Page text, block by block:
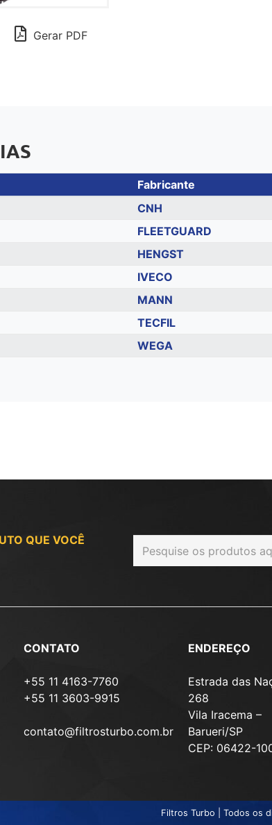
Gerar PDF
Fabricante
CNH
FLEETGUARD
HENGST
IVECO
MANN
TECFIL
WEGA
QUE VOCÊ
CONTATO
+55 11 4163-7760
+55 11 3603-9915
contato@filtrosturbo.com.br
ENDEREÇO
Estrada das
268
Vila Iracema –
Barueri/SP
CEP: 06422-
Filtros Turbo | Todos os